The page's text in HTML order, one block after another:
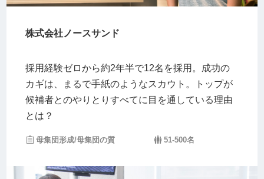
株式会社ノースサンド
採用経験ゼロから約2年半で12名を採用。成功の
カギは、まるで手紙のようなスカウト。トップが
候補者とのやりとりすべてに目を通している理由
とは？
母集団形成/母集団の質 51-500名